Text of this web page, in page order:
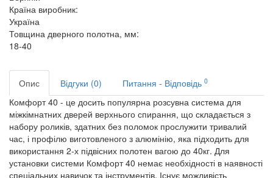
Країна виробник:
Україна
Товщина дверного полотна, мм:
18-40
Опис Відгуки (0) Питання - Відповідь 0
Комфорт 40 - це досить популярна розсувна система для
міжкімнатних дверей верхнього спирання, що складається з
набору роликів, здатних без поломок прослужити тривалий
час, і профілю виготовленого з алюмінію, яка підходить для
використання 2-х підвісних полотен вагою до 40кг. Для
установки системи Комфорт 40 немає необхідності в наявності
спеціальних навичок та інструментів. Існує можливість